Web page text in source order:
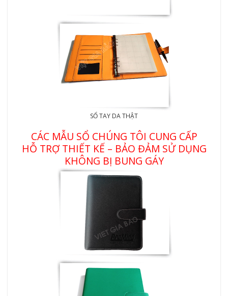
SỔ TAY DA THẬT
CÁC MẪU SỔ CHÚNG TÔI CUNG CẤP
HỖ TRỢ THIẾT KẾ – BẢO ĐẢM SỬ DỤNG
KHÔNG BỊ BUNG GÁY